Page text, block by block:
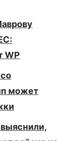
WP
может